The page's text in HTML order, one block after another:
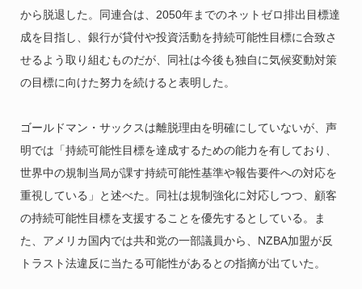
から脱退した。同連合は、2050年までのネットゼロ排出目標達
成を目指し、銀行が貸付や投資活動を持続可能性目標に合致さ
せるよう取り組むものだが、同社は今後も独自に気候変動対策
の目標に向けた努力を続けると表明した。
ゴールドマン・サックスは離脱理由を明確にしていないが、声
明では「持続可能性目標を達成するための能力を有しており、
世界中の規制当局が課す持続可能性基準や報告要件への対応を
重視している」と述べた。同社は規制強化に対応しつつ、顧客
の持続可能性目標を支援することを優先するとしている。ま
た、アメリカ国内では共和党の一部議員から、NZBA加盟が反
トラスト法違反に当たる可能性があるとの指摘が出ていた。